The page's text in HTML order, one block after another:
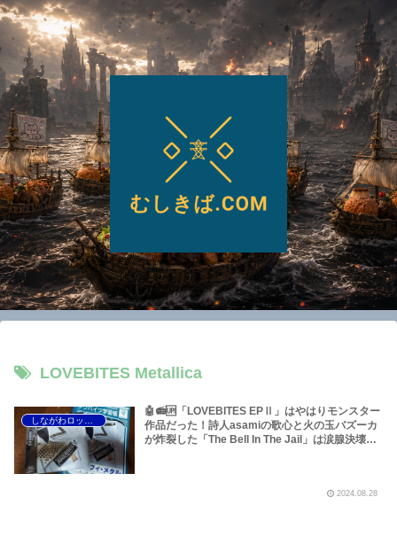
LOVEBITES Metallica
🤖📻🆙「LOVEBITES EPⅡ」はやはりモンスター
作品だった！詩人asamiの歌心と火の玉バズーカ
が炸裂した「The Bell In The Jail」は涙腺決壊も
2024.08.28